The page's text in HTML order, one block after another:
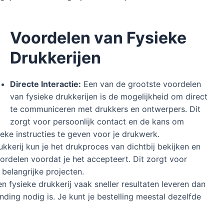
Voordelen van Fysieke
Drukkerijen
Directe Interactie: Een van de grootste voordelen
van fysieke drukkerijen is de mogelijkheid om direct
te communiceren met drukkers en ontwerpers. Dit
zorgt voor persoonlijk contact en de kans om
instructies te geven voor je drukwerk.
kun je het drukproces van dichtbij bekijken en
voordat je het accepteert. Dit zorgt voor
projecten.
fysieke drukkerij vaak sneller resultaten leveren dan
nodig is. Je kunt je bestelling meestal dezelfde